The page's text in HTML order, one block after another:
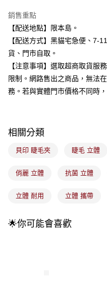
台灣樂天信用卡公司
全盈+PAY
大哥付你分期
相關說明
【大哥付你分期使用說明】
1.本服務由台灣大哥大提供，台灣
2.付款方式選擇「大哥付你分期」
流程，驗證手機門號後，選擇欲分
消。如遇「轉專審核」未通過狀況
【繳款方式說明】
醒簡訊。
2.透過簡訊連結打開帳單後，可選
用戶於交易時，得透過本服務購買
ATM付款
每筆NT$100，滿NT$899(含以
付款後全家取貨
每筆NT$100，滿NT$899(含以
每筆NT$100，滿NT$899(含以
銷售重點
【配送地點】限本島。
【配送方式】黑貓宅急便、7-
貨、門市自取。
【注意事項】選取超商取貨服
限制。網路售出之商品，無法
務。若與實體門市價格不同時
相關分類
貝印 睫毛夾 睫毛 立體
俏麗 立體 抗菌 立體
立體 耐用 立體 攜帶
🌟你可能會喜歡